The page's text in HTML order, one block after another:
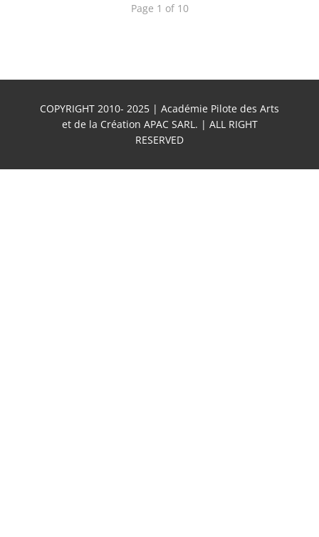
Page 1 of 10
COPYRIGHT 2010- 2025 | Académie Pilote des Arts
et de la Création APAC SARL. | ALL RIGHT
RESERVED